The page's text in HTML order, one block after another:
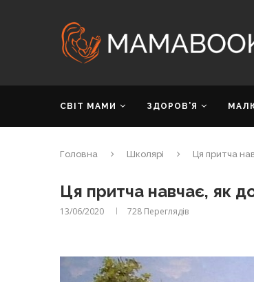
СВІТ МАМИ ЗДОРОВ’Я
Головна Школярі Ця притча
Ця притча навчає, як
13/06/2020 728 Переглядів